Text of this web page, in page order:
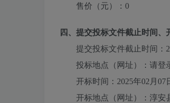
售价（元）： 0
四、提交投标文件截止时间、
提交投标文件截止时间：
投标地点（网址）： 请登
开标时间： 2025年02月07
开标地点（网址）： 淳安